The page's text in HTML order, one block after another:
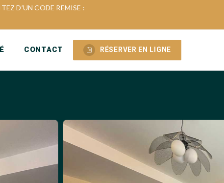
D’UN CODE REMISE :
CONTACT RÉSERVER EN LIGNE